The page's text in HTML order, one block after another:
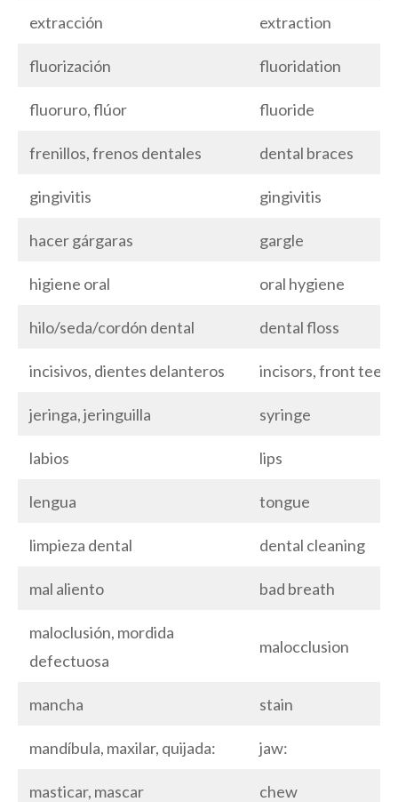
extracción extraction
fluorización fluoridation
fluoruro, flúor fluoride
frenillos, frenos dentales dental braces
gingivitis gingivitis
hacer gárgaras gargle
higiene oral oral hygiene
hilo/seda/cordón dental dental floss
incisivos, dientes delanteros incisors, front teeth
jeringa, jeringuilla syringe
labios lips
lengua tongue
limpieza dental dental cleaning
mal aliento bad breath
maloclusión, mordida
defectuosa
malocclusion
mancha stain
mandíbula, maxilar, quijada: jaw:
masticar, mascar chew